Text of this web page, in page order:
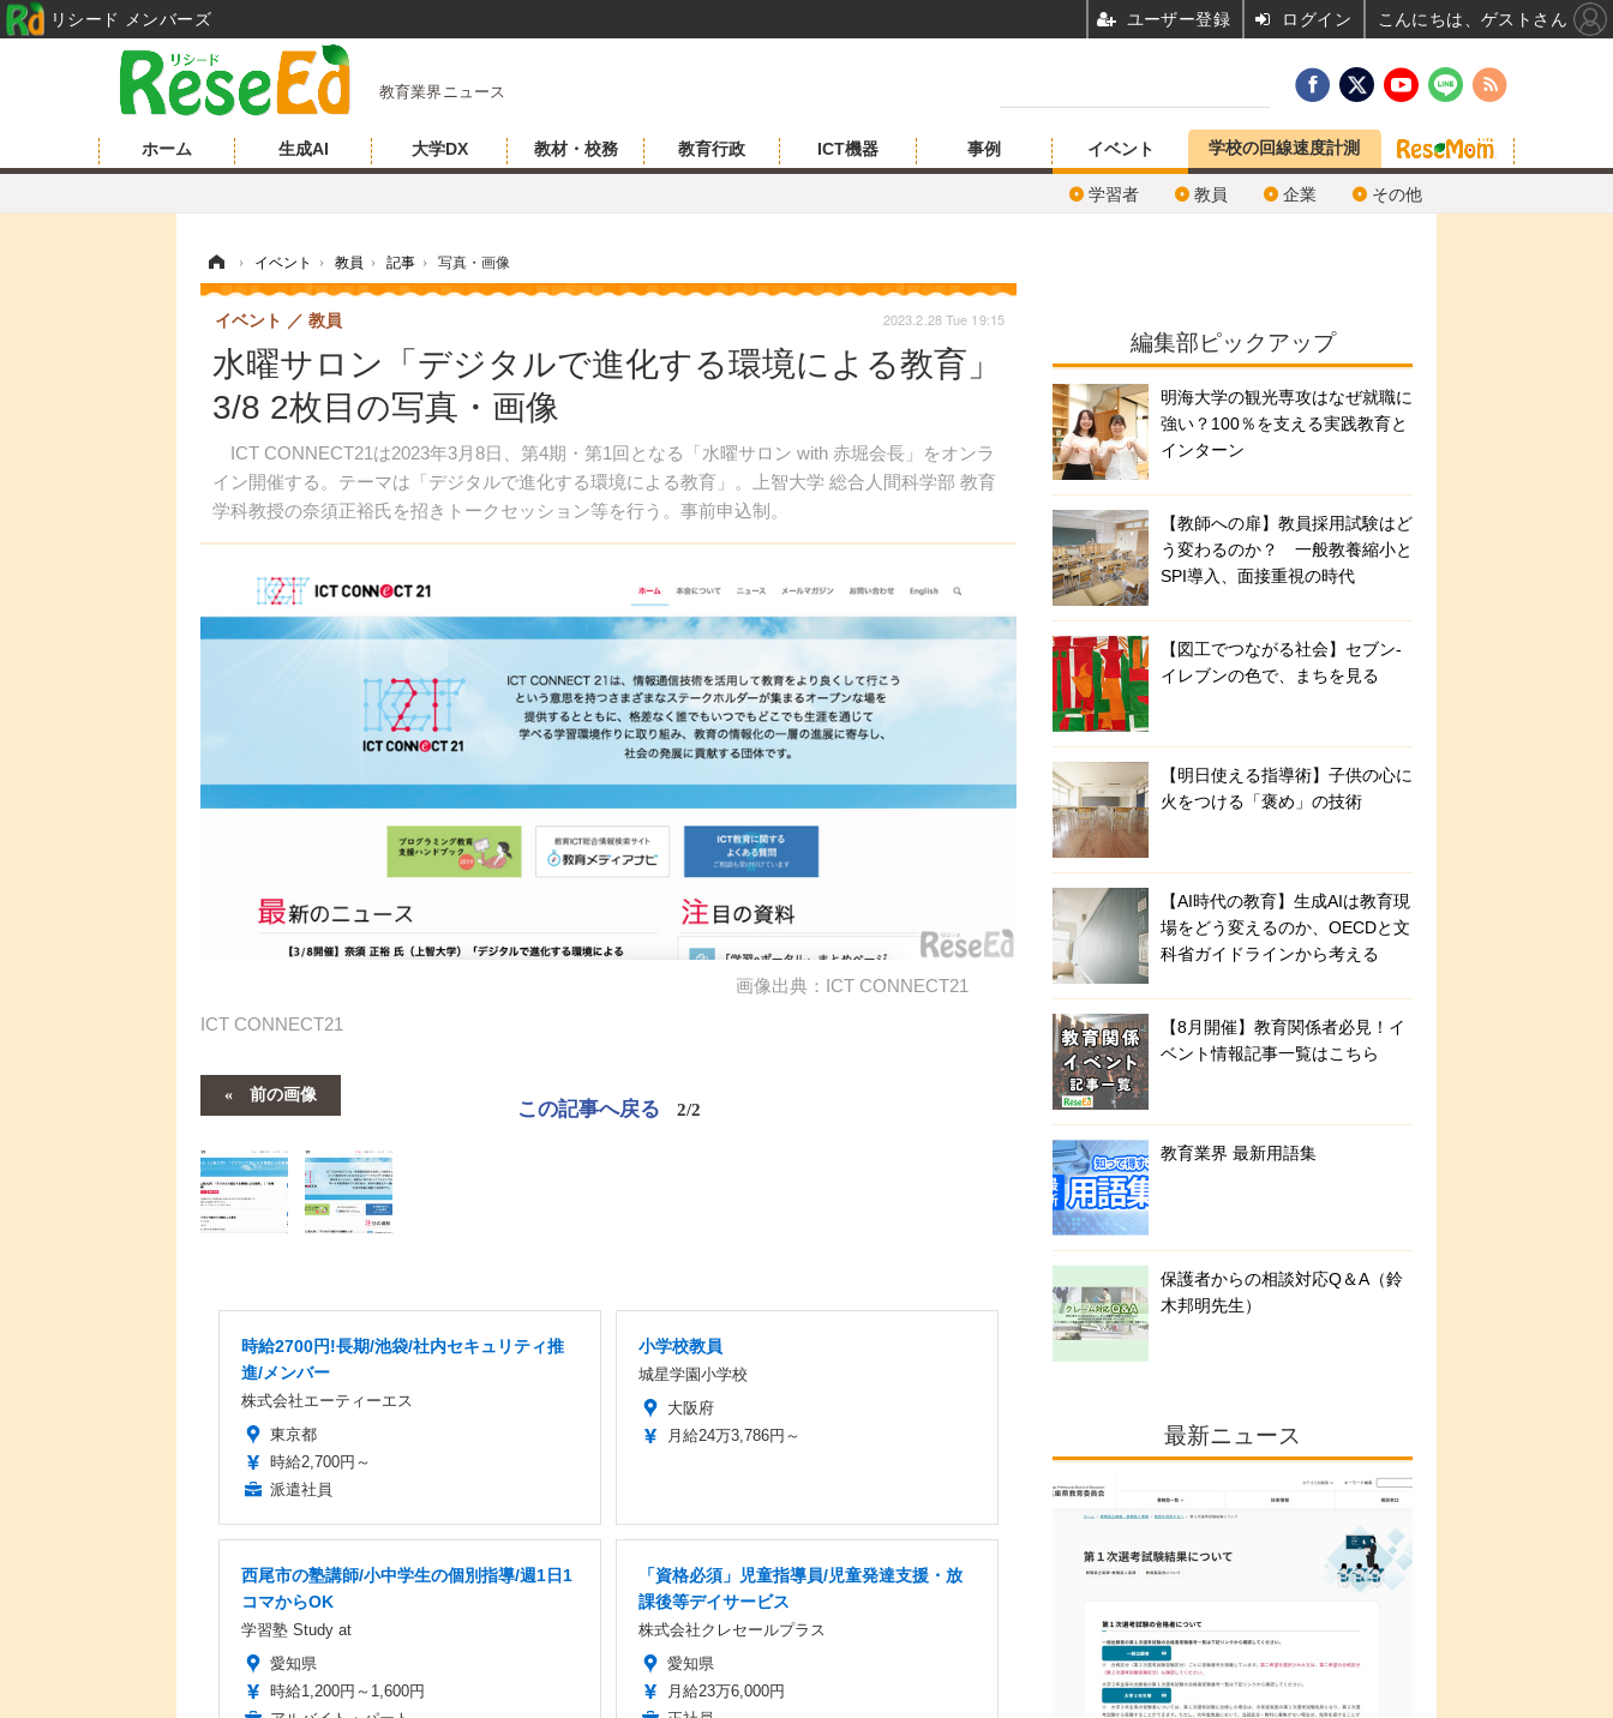
教育業界ニュース
ホーム 生成AI 大学DX 教材・校務 教育行政 ICT機器 事例 イベント
学習者 教員 企業 その他
学校の回線速度計測
› イベント › 教員 › 記事 › 写真・画像
水曜サロン「デジタルで進化する環境による教育」
3/8 2枚目の写真・画像
ICT CONNECT21は2023年3月8日、第4期・第1回となる「水曜サロン with 赤堀会長」をオンラ
イン開催する。テーマは「デジタルで進化する環境による教育」。上智大学 総合人間科学部 教育
学科教授の奈須正裕氏を招きトークセッション等を行う。事前申込制。
イベント 教員 2023.2.28 Tue 19:15
画像出典：ICT CONNECT21
ICT CONNECT21
前の画像
この記事へ戻る 2/2
時給2700円!長期/池袋/社内セキュリティ推
進/メンバー
株式会社エーティーエス
東京都
時給2,700円～
派遣社員
小学校教員
城星学園小学校
大阪府
月給24万3,786円～
西尾市の塾講師/小中学生の個別指導/週1日1
コマからOK
学習塾 Study at
愛知県
時給1,200円～1,600円
「資格必須」児童指導員/児童発達支援・放
課後等デイサービス
株式会社クレセールプラス
愛知県
月給23万6,000円
編集部ピックアップ
明海大学の観光専攻はなぜ就職に
強い？100％を支える実践教育と
インターン
【教師への扉】教員採用試験はど
う変わるのか？ 一般教養縮小と
SPI導入、面接重視の時代
【図工でつながる社会】セブン‐
イレブンの色で、まちを見る
【明日使える指導術】子供の心に
火をつける「褒め」の技術
【AI時代の教育】生成AIは教育現
場をどう変えるのか、OECDと文
科省ガイドラインから考える
【8月開催】教育関係者必見！イ
ベント情報記事一覧はこちら
教育業界 最新用語集
保護者からの相談対応Q＆A（鈴
木邦明先生）
最新ニュース
リシード メンバーズ ユーザー登録 ログイン こんにちは、ゲストさん